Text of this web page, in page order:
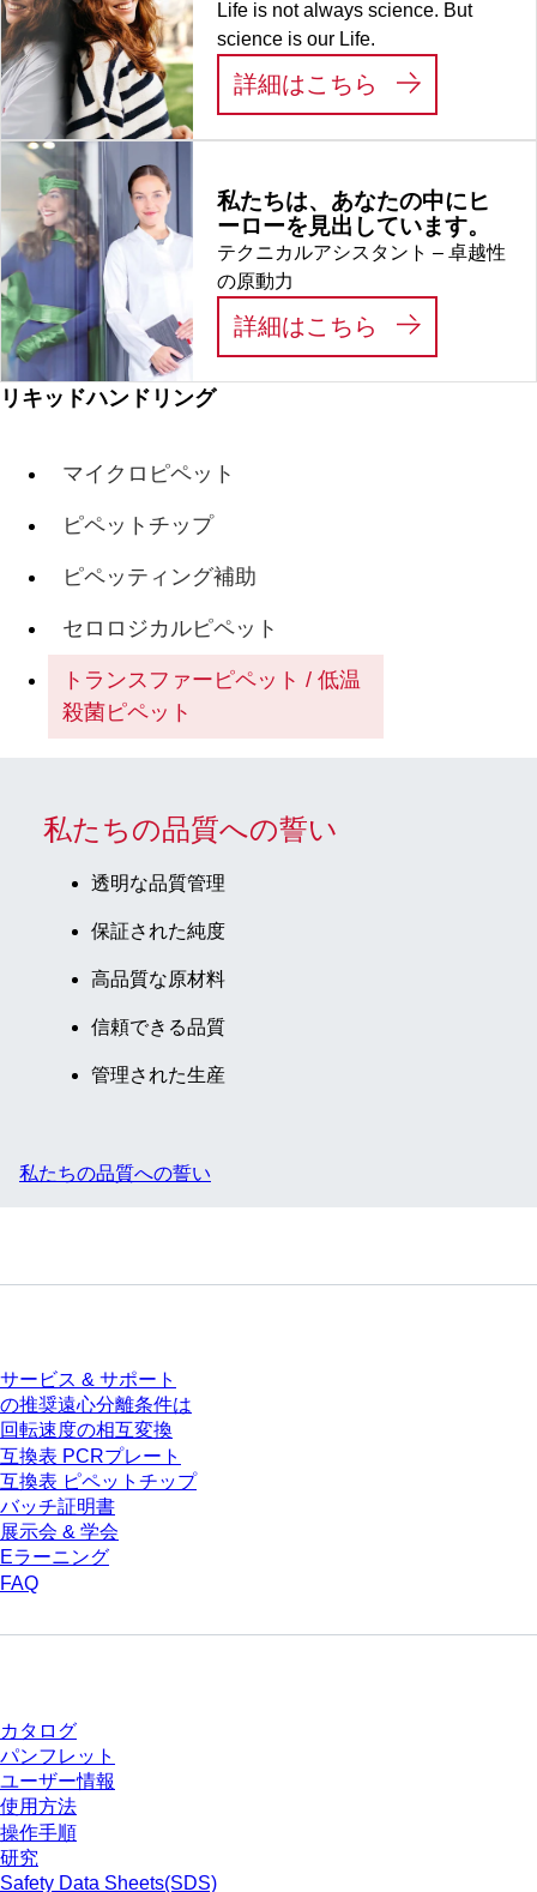
リキッドハンドリング
マイクロピペット
ピペットチップ
ピペッティング補助
セロロジカルピペット
トランスファーピペット / 低温
殺菌ピペット
Life is not always science. But
science is our Life.
詳細はこちら LIFE
私たちは、あなたの中にヒ
ーローを見出しています。
テクニカルアシスタント – 卓越性
の原動力
詳細はこちら 私たちは、
私たちの品質への誓い
透明な品質管理
保証された純度
高品質な原材料
信頼できる品質
管理された生産
私たちの品質への誓い
サービス & サポート
の推奨遠心分離条件は
回転速度の相互変換
互換表 PCRプレート
互換表 ピペットチップ
バッチ証明書
展示会 & 学会
Eラーニング
FAQ
カタログ
パンフレット
ユーザー情報
使用方法
操作手順
研究
Safety Data Sheets(SDS)